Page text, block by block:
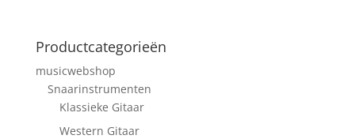
€18.00. €15.95.
Productcategorieën
musicwebshop
Snaarinstrumenten
Klassieke Gitaar
Western Gitaar